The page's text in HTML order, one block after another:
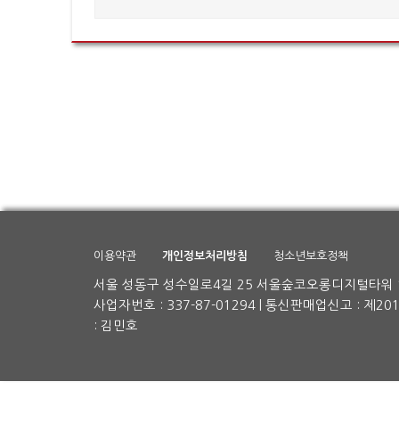
이용약관 개인정보처리방침 청소년보호정책
서울 성동구 성수일로4길 25 서울숲코오롱디지털타
사업자번호 : 337-87-01294 | 통신판매업신고 : 제
: 김민호